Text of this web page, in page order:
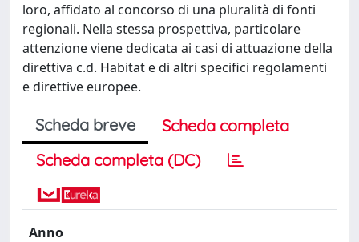
loro, affidato al concorso di una pluralità di fonti
regionali. Nella stessa prospettiva, particolare
attenzione viene dedicata ai casi di attuazione della
direttiva c.d. Habitat e di altri specifici regolamenti
e direttive europee.
Scheda breve
Scheda completa
Scheda completa (DC)
Anno